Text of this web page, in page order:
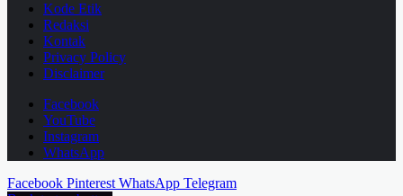
Kode Etik
Redaksi
Kontak
Privacy Policy
Disclaimer
Facebook
YouTube
Instagram
WhatsApp
Facebook Pinterest WhatsApp Telegram